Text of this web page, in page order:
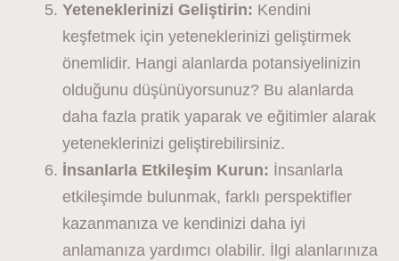
Yeteneklerinizi Geliştirin: Kendini
keşfetmek için yeteneklerinizi geliştirmek
önemlidir. Hangi alanlarda potansiyelinizin
olduğunu düşünüyorsunuz? Bu alanlarda
daha fazla pratik yaparak ve eğitimler alarak
yeteneklerinizi geliştirebilirsiniz.
İnsanlarla Etkileşim Kurun: İnsanlarla
etkileşimde bulunmak, farklı perspektifler
kazanmanıza ve kendinizi daha iyi
anlamanıza yardımcı olabilir. İlgi alanlarınıza